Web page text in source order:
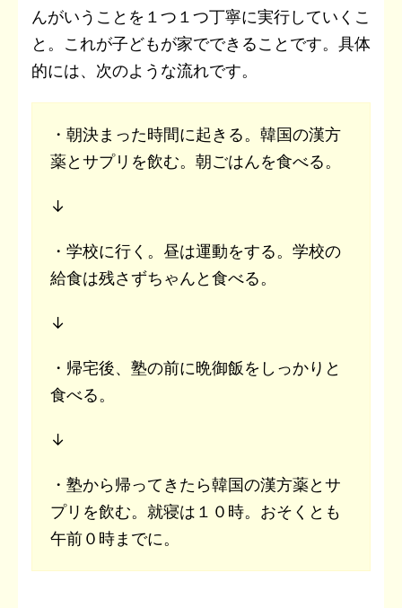
んがいうことを１つ１つ丁寧に実行していくこ
と。これが子どもが家でできることです。具体
的には、次のような流れです。
・朝決まった時間に起きる。韓国の漢方
薬とサプリを飲む。朝ごはんを食べる。
↓
・学校に行く。昼は運動をする。学校の
給食は残さずちゃんと食べる。
↓
・帰宅後、塾の前に晩御飯をしっかりと
食べる。
↓
・塾から帰ってきたら韓国の漢方薬とサ
プリを飲む。就寝は１０時。おそくとも
午前０時までに。